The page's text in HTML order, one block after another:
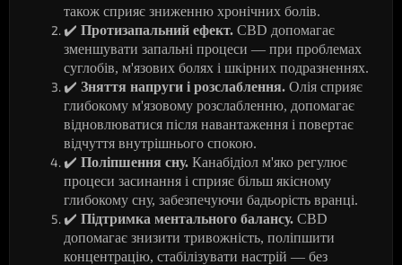
також сприяє зниженню хронічних болів.
✔ Протизапальний ефект. CBD допомагає
зменшувати запальні процеси — при проблемах
суглобів, м'язових болях і шкірних подразненнях.
✔ Зняття напруги і розслаблення. Олія сприяє
глибокому м'язовому розслабленню, допомагає
відновлюватися після навантаження і повертає
відчуття внутрішнього спокою.
✔ Поліпшення сну. Канабідіол м'яко регулює
процеси засинання і сприяє більш якісному
глибокому сну, забезпечуючи бадьорість вранці.
✔ Підтримка ментального балансу. CBD
допомагає знизити тривожність, поліпшити
концентрацію, стабілізувати настрій — без